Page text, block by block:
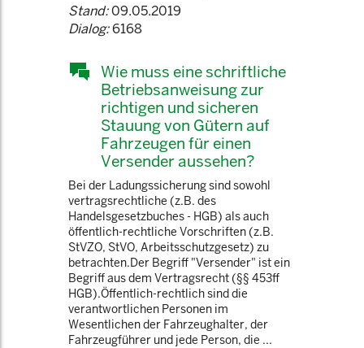
Stand:09.05.2019
Dialog:6168
Wie muss eine schriftliche
Betriebsanweisung zur
richtigen und sicheren
Stauung von Gütern auf
Fahrzeugen für einen
Versender aussehen?
Bei der Ladungssicherung sind sowohl
vertragsrechtliche (z.B. des
Handelsgesetzbuches - HGB) als auch
öffentlich-rechtliche Vorschriften (z.B.
StVZO, StVO, Arbeitsschutzgesetz) zu
betrachten.Der Begriff "Versender" ist ein
Begriff aus dem Vertragsrecht (§§ 453ff
HGB).Öffentlich-rechtlich sind die
verantwortlichen Personen im
Wesentlichen der Fahrzeughalter, der
Fahrzeugführer und jede Person, die ...